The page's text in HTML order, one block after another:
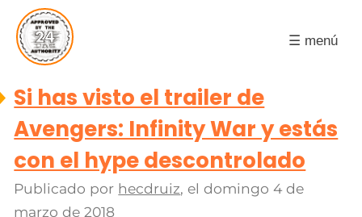
☰ menú
Si has visto el trailer de
Avengers: Infinity War y estás
con el hype descontrolado
Publicado por hecdruiz, eldomingo 4 de
marzo de 2018